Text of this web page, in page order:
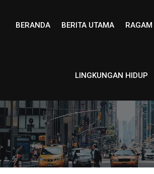
BERANDA BERITA UTAMA
LINGKUNGAN HIDUP